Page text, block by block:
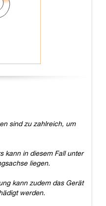
sind zu zahlreich, um
kann in diesem Fall unter
liegen.
kann zudem das Gerät
werden.